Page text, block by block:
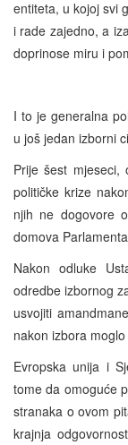
entiteta, u kojoj svi
i rade zajedno, a
doprinose miru i
I to je generalna
u još jedan izborni
Prije šest mjeseci,
političke krize
njih ne dogovore
domova
Nakon odluke
odredbe izbornog
usvojiti
nakon izbora
Evropska unija i
tome da omoguće
stranaka o ovom
krajnja